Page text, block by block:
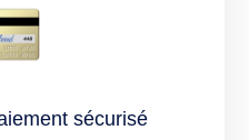
sécurisé